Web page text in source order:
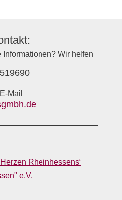
Wir helfen
Mail
Rheinhessens“
e.V.